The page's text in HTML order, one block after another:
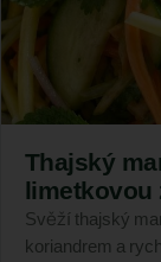
Thajský
limetkovou
Svěží thajský
koriandrem a